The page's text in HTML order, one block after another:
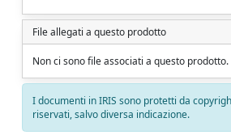
File allegati a questo prodotto
Non ci sono file associati a questo prodotto.
I documenti in IRIS sono protetti da
riservati, salvo diversa indicazione.